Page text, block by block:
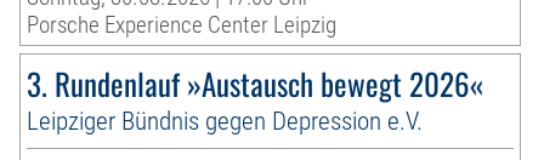
Porsche Experience Center Leipzig
3. Rundenlauf »Austausch bewegt 2026«
Leipziger Bündnis gegen Depression e.V.